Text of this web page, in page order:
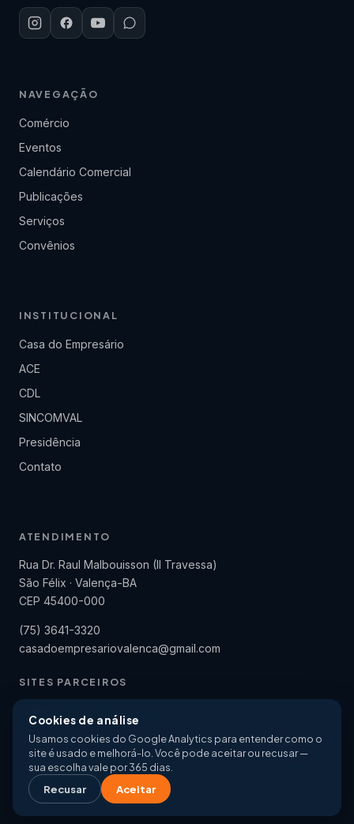
NAVEGAÇÃO
Comércio
Eventos
Calendário Comercial
Publicações
Serviços
Convênios
INSTITUCIONAL
Casa do Empresário
ACE
CDL
SINCOMVAL
Presidência
Contato
ATENDIMENTO
Rua Dr. Raul Malbouisson (II Travessa)
São Félix · Valença-BA
CEP 45400-000
(75) 3641-3320
casadoempresariovalenca@gmail.com
SITES PARCEIROS
© 2026 Casa do Empresário de Valença · ACE · CDL · SINCOMVAL ·
Todos os direitos reservados.
Política de Privacidade · LGPD
Cookies de análise
Usamos cookies do Google Analytics para entender como o
site é usado e melhorá-lo. Você pode aceitar ou recusar —
sua escolha vale por 365 dias.
Recusar Aceitar